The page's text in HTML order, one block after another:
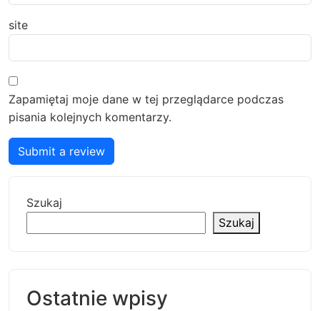
site
Zapamiętaj moje dane w tej przeglądarce podczas
pisania kolejnych komentarzy.
Submit a review
Szukaj
Szukaj
Ostatnie wpisy